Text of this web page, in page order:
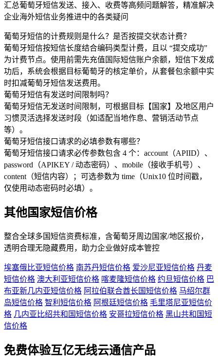
汇总葡萄牙短信发送、接入、收费等高频问题解答，精准解决
企业海外短信业务推进中的各类疑问
葡萄牙短信的计费规则是什么？是否按提交状态计费？
葡萄牙短信按短信长度结合编码类型计费，且以 “提交成功”
为计费节点。使用前需先充值国际短信账户余额，短信下发成
功后，系统会根据目标葡萄牙的核定单价，从套餐包余额中实
时扣减葡萄牙短信发送费用。
葡萄牙短信有发送时间限制吗？
葡萄牙短信无发送时间限制，可根据目标【国家】及地区用户
习惯灵活选择发送时段（如适配当地作息、营销活动节点
等）。
葡萄牙短信接口请求的必填参数有哪些？
葡萄牙短信接口请求必传参数包含 4 个：account（APIID）、
password（APIKEY / 动态密码）、mobile（接收手机号）、
content（短信内容）；可选参数为 time（Unix10 位时间戳，
仅使用动态密码时必填）。
其他国家短信价格
整合全球多国短信资费标准，含葡萄牙周边国家/地区报价，
透明合理无隐藏费用，助力企业做好成本管控
埃塞俄比亚短信价格 南苏丹短信价格 爱沙尼亚短信价格 丹麦
短信价格 澳大利亚短信价格 喀麦隆短信价格 约旦短信价格 巴
布亚新几内亚短信价格 阿拉伯联合酋长国短信价格 马绍尔群
岛短信价格 智利短信价格 阿根廷短信价格 毛里塔尼亚短信价
格 几内亚比绍共和国短信价格 安哥拉短信价格 黑山共和国短
信价格
免费体验互亿无线云通信产品